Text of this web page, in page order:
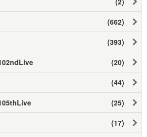
(662)
(393)
(20)
(44)
(25)
(17)